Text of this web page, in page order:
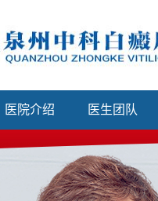
医院介绍 医生团队